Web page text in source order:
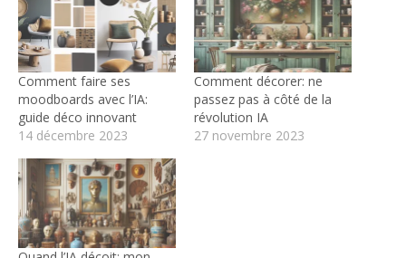
Comment faire ses
moodboards avec l’IA:
guide déco innovant
14 décembre 2023
Comment décorer: ne
passez pas à côté de la
révolution IA
27 novembre 2023